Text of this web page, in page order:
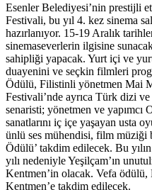
Esenler Belediyesi’nin prestijli
Festivali, bu yıl 4. kez sinema
hazırlanıyor. 15-19 Aralık
sinemaseverlerin ilgisine
sahipliği yapacak. Yurt içi ve
duayenini ve seçkin filmleri
Ödülü, Filistinli yönetmen Mai
Festivali’nde ayrıca Türk dizi
senaristi; yönetmen ve yapımcı
sanatlarını iç içe yaşayan usta
ünlü ses mühendisi, film müziği
Ödülü’ takdim edilecek. Bu
yılı nedeniyle Yeşilçam’ın
Kentmen’in olacak. Vefa
Kentmen’e takdim edilecek.